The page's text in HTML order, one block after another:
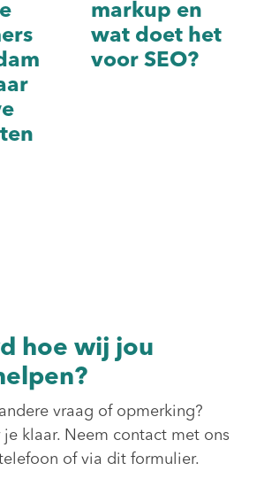
markup en
wat doet het
voor SEO?
hoe wij jou
vraag of opmerking?
klaar. Neem contact met ons
of via dit formulier.